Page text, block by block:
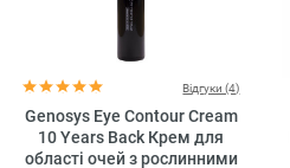
Відгуки (4)
Genosys Eye Contour Cream
10 Years Back Крем для
області очей з рослинними